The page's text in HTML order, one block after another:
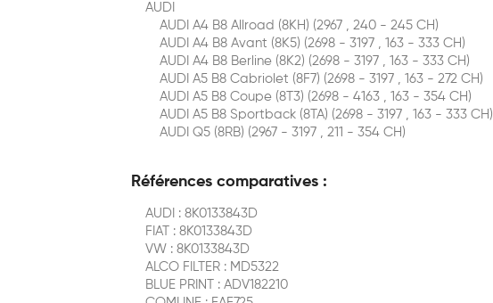
AUDI
AUDI A4 B8 Allroad (8KH) (2967 , 240 - 245 CH)
AUDI A4 B8 Avant (8K5) (2698 - 3197 , 163 - 333 CH)
AUDI A4 B8 Berline (8K2) (2698 - 3197 , 163 - 333 CH)
AUDI A5 B8 Cabriolet (8F7) (2698 - 3197 , 163 - 272 CH)
AUDI A5 B8 Coupe (8T3) (2698 - 4163 , 163 - 354 CH)
AUDI A5 B8 Sportback (8TA) (2698 - 3197 , 163 - 333 CH)
AUDI Q5 (8RB) (2967 - 3197 , 211 - 354 CH)
Références comparatives :
AUDI : 8K0133843D
FIAT : 8K0133843D
VW : 8K0133843D
ALCO FILTER : MD5322
BLUE PRINT : ADV182210